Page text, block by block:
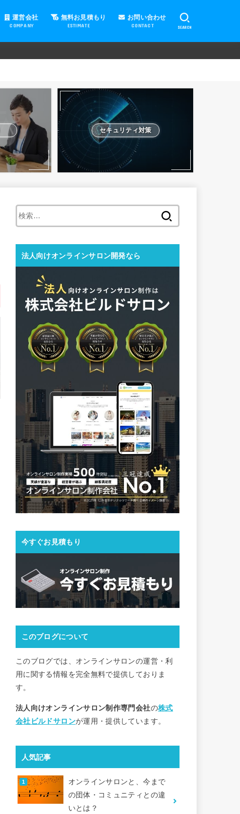
運営会社
COMPANY
無料お見積もり
ESTIMATE
お問い合わせ
CONTACT SEARCH
セキュリティ対策
法人向けオンラインサロン開発なら
今すぐお見積もり
このブログについて
このブログでは、オンラインサロンの運営・利
用に関する情報を完全無料で提供しておりま
す。
法人向けオンラインサロン制作専門会社の株式
会社ビルドサロンが運用・提供しています。
人気記事
オンラインサロンと、今まで
の団体・コミュニティとの違
いとは？